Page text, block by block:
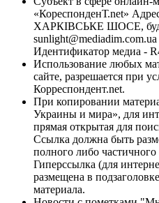
«КореспонденТ.net»
ХАРКІВСЬКЕ ШОСЕ,
sunlight@mediadim.com.ua
Идентификатор медиа -
Использование любых
сайте, разрешается при
Корреспондент.net.
При копировании
Украины и мира», для
прямая открытая для
Ссылка должна быть
полного либо
Гиперссылка (для
размещена в
материала.